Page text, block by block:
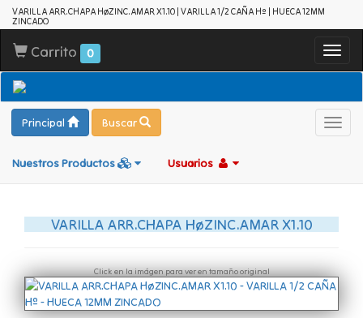
VARILLA ARR.CHAPA HøZINC.AMAR X1.10 | VARILLA 1/2 CAÑA Hº | HUECA 12MM
ZINCADO
Carrito 0
Principal Buscar
Nuestros Productos Usuarios
VARILLA ARR.CHAPA HøZINC.AMAR X1.10
Click en la imágen para ver en tamaño original